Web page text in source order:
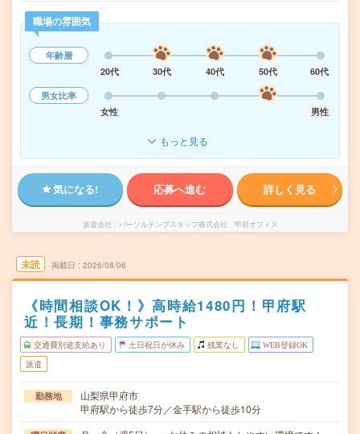
職場の雰囲気
年齢層
20代
30代 40代 50代
60代
男女比率
女性
男性
もっと見る
気になる! 応募へ進む 詳しく見る
派遣会社 パーソルテンプスタッフ株式会社 甲府オフィス
未読 掲載日 2026/08/06
《時間相談OK！》高時給1480円！甲府駅
近！長期！事務サポート
交通費別途支給あり 土日祝日が休み 残業なし WEB登録OK
派遣
勤務地
山梨県甲府市
甲府駅から徒歩7分／金手駅から徒歩10分